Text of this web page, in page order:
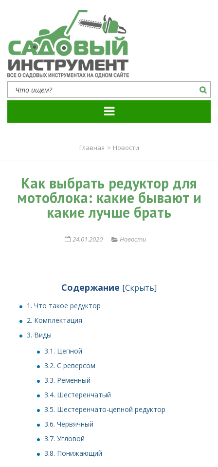
Садовый инструмент
Все о садовых инструментах на одном сайте
Главная > Новости
Как выбрать редуктор для
мотоблока: какие бывают и
какие лучше брать
24.01.2020 Новости
Содержание [Скрыть]
1. Что такое редуктор
2. Комплектация
3. Виды
3.1. Цепной
3.2. С реверсом
3.3. Ременный
3.4. Шестеренчатый
3.5. Шестеренчато-цепной редуктор
3.6. Червячный
3.7. Угловой
3.8. Понижающий